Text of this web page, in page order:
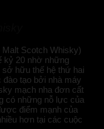
Scotch Whisky)
kỷ 20 nhờ những
hữu thế hệ thứ hai
tạo bởi nhà máy
mạch nha đơn cất
có những nỗ lực của
điểm mạnh của
hơn tại các cuộc